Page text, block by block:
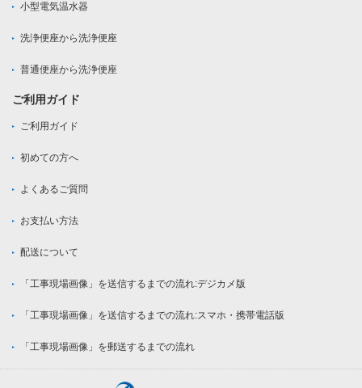
小型電気温水器
洗浄便座から洗浄便座
普通便座から洗浄便座
ご利用ガイド
ご利用ガイド
初めての方へ
よくあるご質問
お支払い方法
配送について
「工事現場画像」を送信するまでの流れ:デジカメ版
「工事現場画像」を送信するまでの流れ:スマホ・携帯電話版
「工事現場画像」を郵送するまでの流れ